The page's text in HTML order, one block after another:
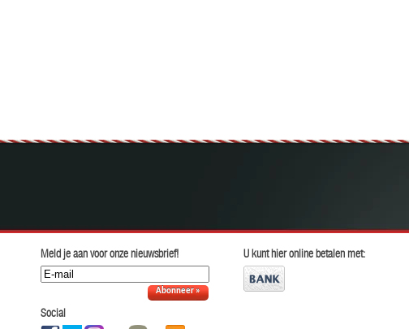
Meld je aan voor onze nieuwsbrief!
Abonneer »
Social
U kunt hier online betalen met: